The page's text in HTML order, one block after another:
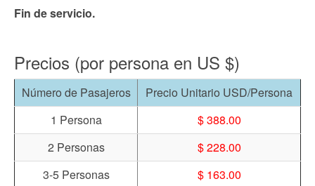
Fin de servicio.
Precios (por persona en US $)
Número de Pasajeros
Precio Unitario USD/Persona
1 Persona
$ 388.00
2 Personas
$ 228.00
3-5 Personas
$ 163.00